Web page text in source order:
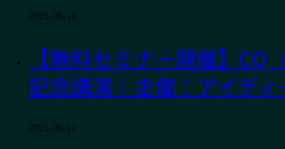
2025-06-16
【無料セミナー開催】
記念講演｜主催：アイデ
2025-06-11